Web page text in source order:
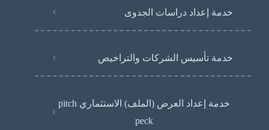
خدمة إعداد دراسات الجدوى
خدمة تأسيس الشركات والتراخيص
خدمة إعداد العرض (الملف) الاستثماري pitch
peck